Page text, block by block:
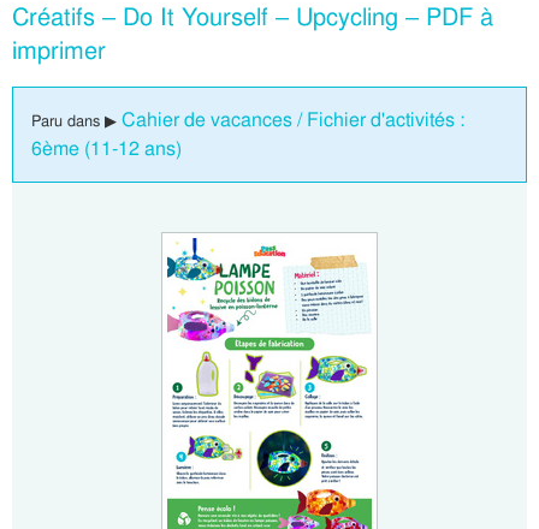
Créatifs – Do It Yourself – Upcycling – PDF à
imprimer
Paru dans ▶ Cahier de vacances / Fichier d'activités :
6ème (11-12 ans)